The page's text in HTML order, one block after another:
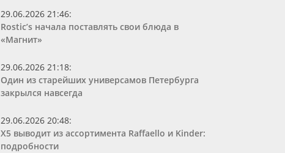
29.06.2026 21:46:
Rostic’s начала поставлять свои блюда в
«Магнит»
29.06.2026 21:18:
Один из старейших универсамов Петербурга
закрылся навсегда
29.06.2026 20:48:
Х5 выводит из ассортимента Raffaello и Kinder:
подробности